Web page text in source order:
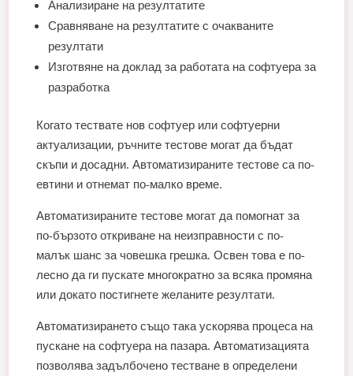
Анализиране на резултатите
Сравняване на резултатите с очакваните
резултати
Изготвяне на доклад за работата на софтуера за
разработка
Когато тествате нов софтуер или софтуерни
актуализации, ръчните тестове могат да бъдат
скъпи и досадни. Автоматизираните тестове са по-
евтини и отнемат по-малко време.
Автоматизираните тестове могат да помогнат за
по-бързото откриване на неизправности с по-
малък шанс за човешка грешка. Освен това е по-
лесно да ги пускате многократно за всяка промяна
или докато постигнете желаните резултати.
Автоматизирането също така ускорява процеса на
пускане на софтуера на пазара. Автоматизацията
позволява задълбочено тестване в определени